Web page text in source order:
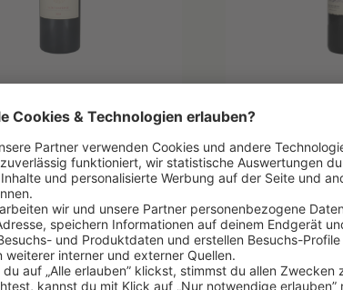
€/1l) *
€
2016
0.75 l(42,67 €/1l)
32,00 €